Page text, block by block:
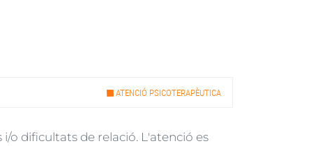
ATENCIÓ PSICOTERAPÈUTICA
o dificultats de relació. L'atenció es